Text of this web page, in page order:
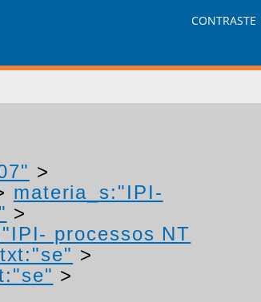
CONTRASTE
>
materia_s:"IPI-
>
processos NT
>
>